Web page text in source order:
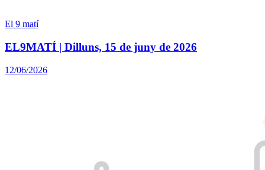
El 9 matí
EL9MATÍ | Dilluns, 15 de juny de 2026
12/06/2026